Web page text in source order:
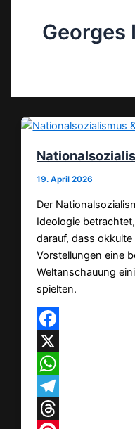
Georges
19. April 2026
Der
Ideologie
darauf, dass
Vorstellungen eine
Weltanschauung
spielten.
Facebook
X
WhatsApp
Telegram